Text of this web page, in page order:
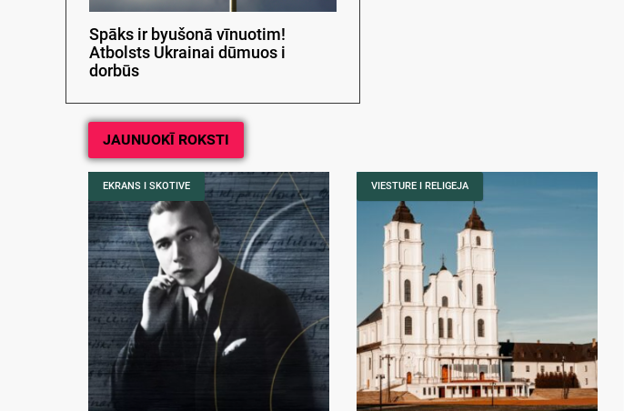
Spāks ir byušonā vīnuotim!
Atbolsts Ukrainai dūmuos i
dorbūs
JAUNUOKĪ ROKSTI
EKRANS I SKOTIVE VIESTURE I RELIGEJA